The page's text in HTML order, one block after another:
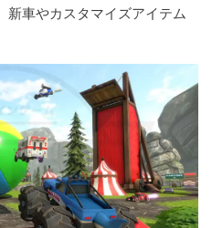
新車やカスタマイズアイテム